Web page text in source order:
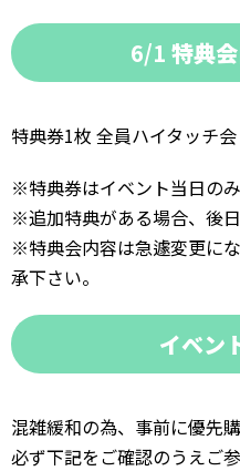
6/1 特典
特典券1枚 全員ハイタッチ会
※特典券はイベント当日のみ
※追加特典がある場合、後日
※特典会内容は急遽変更に
承下さい。
イベン
混雑緩和の為、事前に優先
必ず下記をご確認のうえご